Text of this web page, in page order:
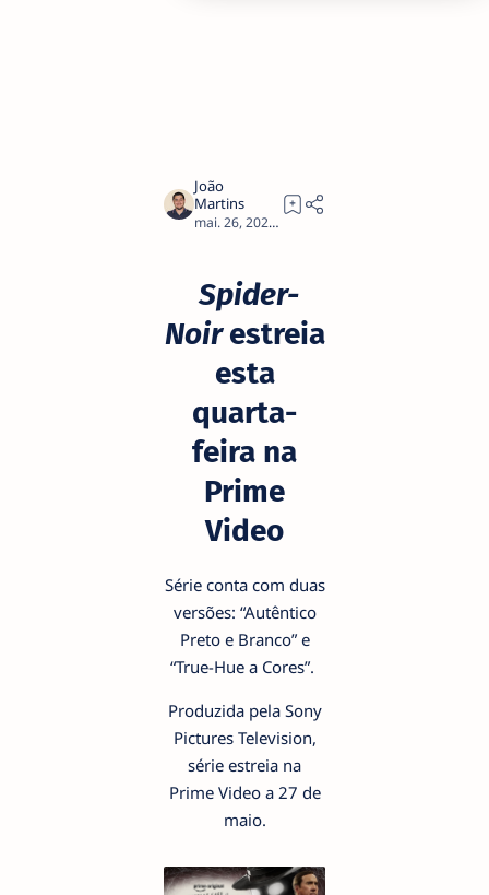
Spider-
Noirestreia
esta
quarta-
feira na
Prime
Video
Série conta com duas
versões: “Autêntico
Preto e Branco” e
“True-Hue a Cores”.
Produzida pela Sony
Pictures Television,
série estreia na
Prime Video a 27 de
maio.